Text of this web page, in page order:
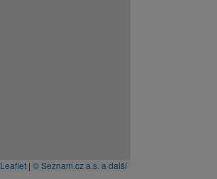
Leaflet | © Seznam.cz a.s. a další